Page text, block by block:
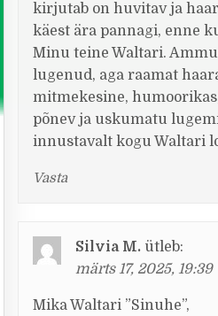
kirjutab on huvitav ja
käest ära pannagi, enne
Minu teine Waltari.
lugenud, aga raamat
mitmekesine,
põnev ja uskumatu
innustavalt kogu Waltari
Vasta
Silvia M. ütleb:
märts 17, 2025, 19:39
Mika Waltari ”Sinuhe”,